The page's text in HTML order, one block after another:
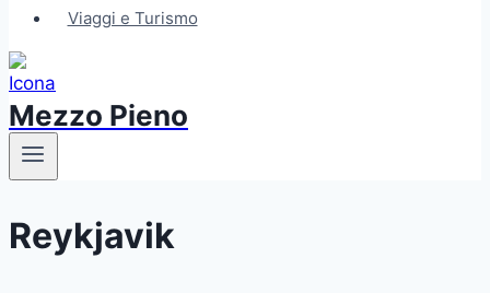
Viaggi e Turismo
Mezzo Pieno
Reykjavik